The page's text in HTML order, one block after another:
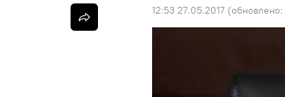
12:53 27.05.2017 (обновлено: